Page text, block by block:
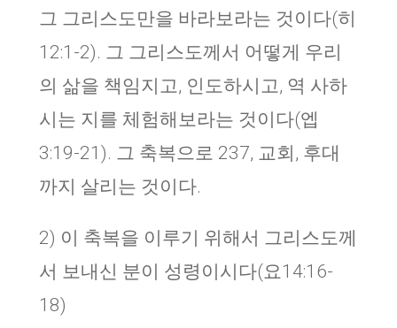
그 그리스도만을 바라보라는 것이다(히
12:1-2). 그 그리스도께서 어떻게 우리
의 삶을 책임지고, 인도하시고, 역 사하
시는 지를 체험해보라는 것이다(엡
3:19-21). 그 축복으로 237, 교회, 후대
까지 살리는 것이다.
2) 이 축복을 이루기 위해서 그리스도께
서 보내신 분이 성령이시다(요14:16-
18)